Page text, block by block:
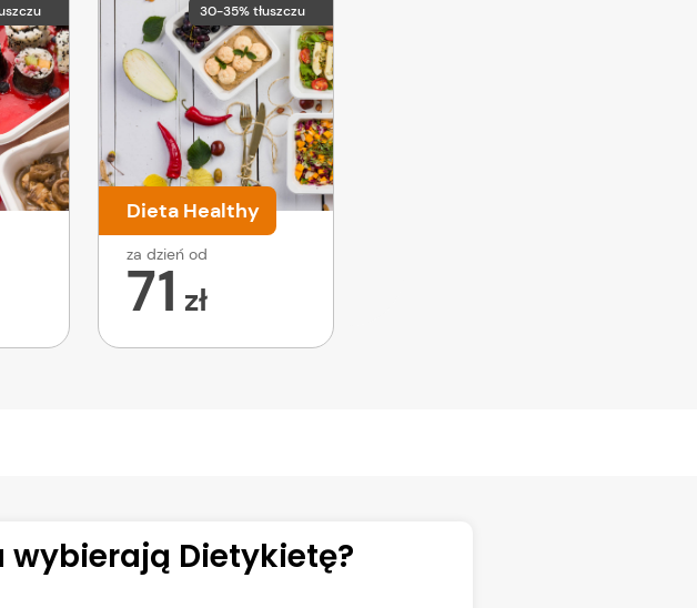
30-35% tłuszczu
Dieta Healthy
za dzień od
71 zł
wybierają Dietykietę?